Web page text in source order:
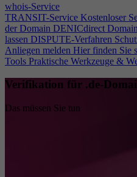
whois-Service
TRANSIT-Service Kostenloser
der Domain DENICdirect
lassen DISPUTE-Verfahren
Anliegen melden Hier finden Sie
Tools Praktische Werkzeuge &
Verifikation für .de-
Das müssen Sie tun